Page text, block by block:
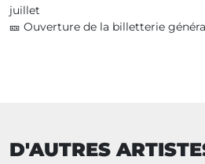
juillet
🎫 Ouverture de la billetterie
D'AUTRES